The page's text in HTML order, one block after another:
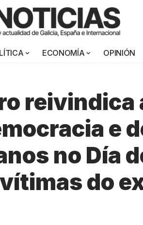
ECONOMÍA OPINIÓN
reivindica
e
no Día
do